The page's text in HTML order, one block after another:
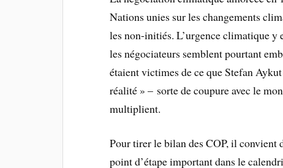
Nations unies sur les changements
les non-initiés. L’urgence climatique y
les négociateurs semblent pourtant
étaient victimes de ce que Stefan
réalité » – sorte de coupure avec le
multiplient.
Pour tirer le bilan des COP, il convient
point d’étape important dans le